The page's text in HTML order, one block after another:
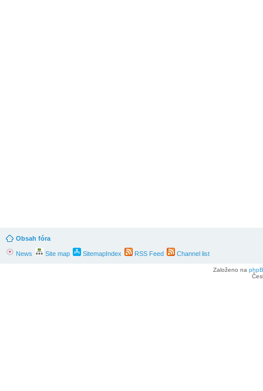
Obsah fóra
News Site map SitemapIndex RSS Feed Channel list
Založeno na